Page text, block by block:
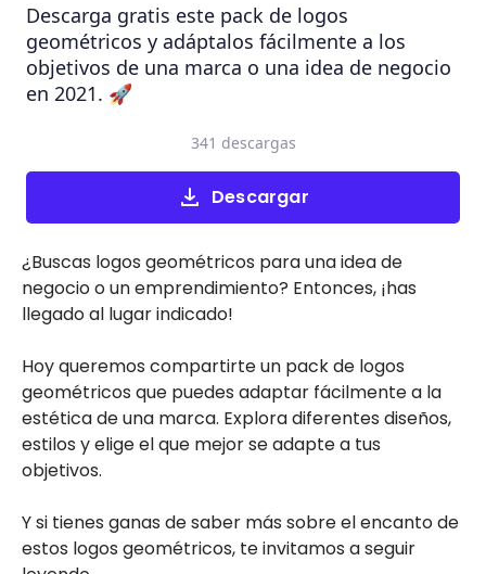
Descarga gratis este pack de logos
geométricos y adáptalos fácilmente a los
objetivos de una marca o una idea de negocio
en 2021. 🚀
Descargar
341 descargas
¿Buscas logos geométricos para una idea de
negocio o un emprendimiento? Entonces, ¡has
llegado al lugar indicado!
Hoy queremos compartirte un pack de logos
geométricos que puedes adaptar fácilmente a la
estética de una marca. Explora diferentes diseños,
estilos y elige el que mejor se adapte a tus
objetivos.
Y si tienes ganas de saber más sobre el encanto de
estos logos geométricos, te invitamos a seguir